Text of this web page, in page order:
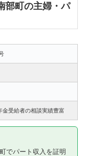
部町の主婦・パ
金受給者の相談実績豊富
でパート収入を証明